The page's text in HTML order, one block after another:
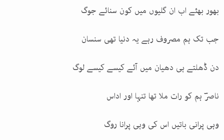
بھور بھئے اب ان گلیوں میں کون سنائے جوگ
جب تک ہم مصروف رہے یہ دنیا تھی سنسان
دن ڈھلتے ہی دھیان میں آئے کیسے کیسے لوگ
ناصرؔ ہم کو رات ملا تھا تنہا اور اداس
وہی پرانی باتیں اس کی وہی پرانا روگ